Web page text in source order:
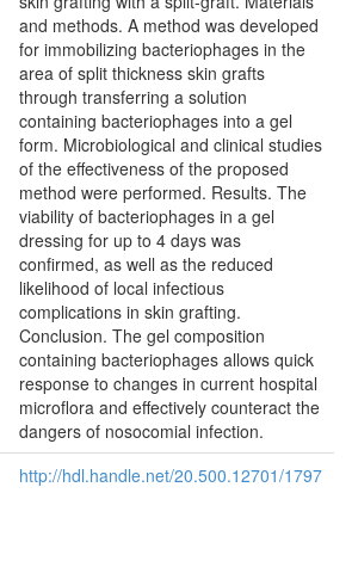
and methods. A method was developed
for immobilizing bacteriophages in the
area of split thickness skin grafts
through transferring a solution
containing bacteriophages into a gel
form. Microbiological and clinical studies
of the effectiveness of the proposed
method were performed. Results. The
viability of bacteriophages in a gel
dressing for up to 4 days was
confirmed, as well as the reduced
likelihood of local infectious
complications in skin grafting.
Conclusion. The gel composition
containing bacteriophages allows quick
response to changes in current hospital
microflora and effectively counteract the
dangers of nosocomial infection.
http://hdl.handle.net/20.500.12701/1797